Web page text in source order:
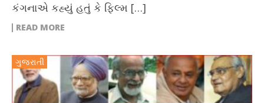
કંગનાએ કહ્યું હતું કે ફિલ્મ […]
READ MORE
ગુજરાતી